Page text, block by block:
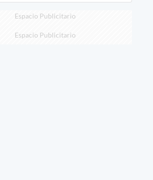
Espacio Publicitario
Espacio Publicitario